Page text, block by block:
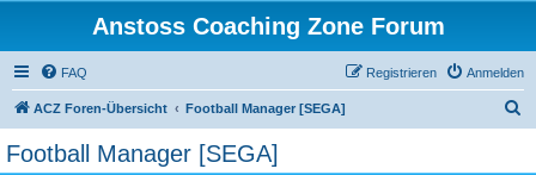
Anstoss Coaching Zone Forum
FAQ Anmelden
Registrieren
ACZ Foren-Übersicht Football Manager [SEGA]
Football Manager [SEGA]